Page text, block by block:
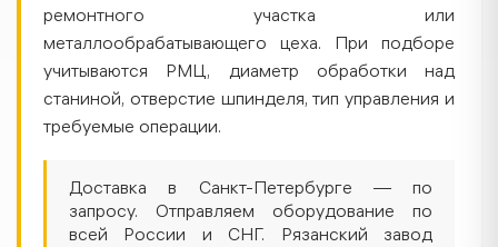
ремонтного участка или
металлообрабатывающего цеха. При подборе
учитываются РМЦ, диаметр обработки над
станиной, отверстие шпинделя, тип управления и
требуемые операции.
Доставка в Санкт-Петербурге — по
запросу. Отправляем оборудование по
всей России и СНГ. Рязанский завод